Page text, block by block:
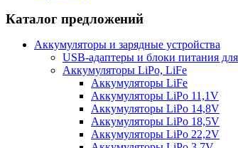
Каталог предложений
Аккумуляторы и зарядные устройства
USB-адаптеры и блоки питания
Аккумуляторы LiPo, LiFe
Аккумуляторы LiFe
Аккумуляторы LiPo 11,1V
Аккумуляторы LiPo 14,8V
Аккумуляторы LiPo 18,5V
Аккумуляторы LiPo 22,2V